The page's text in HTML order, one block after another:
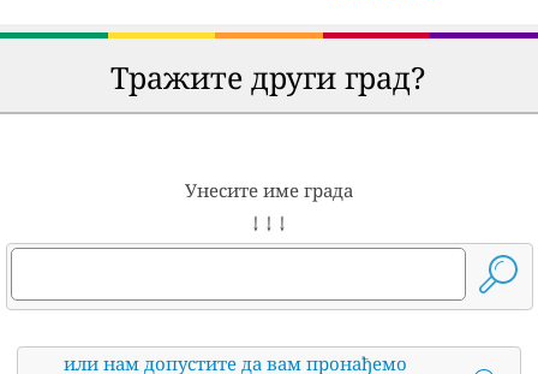
Тражите други град?
Унесите име града
↓ ↓ ↓
или нам допустите да вам пронађемо